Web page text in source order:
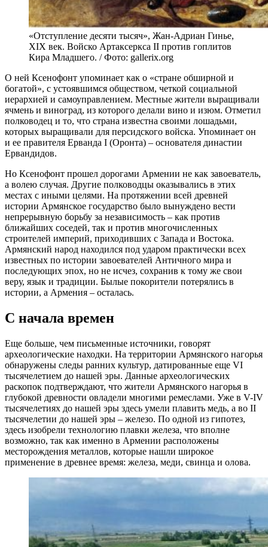
«Отступление десяти тысяч», Жан-Адриан Гинье,
XIX век. Войско Артаксеркса II против гоплитов
Кира Младшего. / Фото: gallerix.org
О ней Ксенофонт упоминает как о «стране обширной и
богатой», с устоявшимся обществом, четкой социальной
иерархией и самоуправлением. Местные жители выращивали
ячмень и виноград, из которого делали вино и изюм. Отметил
полководец и то, что страна известна своими лошадьми,
которых выращивали для персидского войска. Упоминает он
и ее правителя Ерванда I (Оронта) – основателя династии
Ервандидов.
Но Ксенофонт прошел дорогами Армении не как завоеватель,
а волею случая. Другие полководцы оказывались в этих
местах с иными целями. На протяжении всей древней
истории Армянское государство было вынуждено вести
непрерывную борьбу за независимость – как против
ближайших соседей, так и против многочисленных
строителей империй, приходивших с Запада и Востока.
Армянский народ находился под ударом практически всех
известных по истории завоевателей Античного мира и
последующих эпох, но не исчез, сохранив к тому же свои
веру, язык и традиции. Былые покорители потерялись в
истории, а Армения – осталась.
С начала времен
Еще больше, чем письменные источники, говорят
археологические находки. На территории Армянского нагорья
обнаружены следы ранних культур, датированные еще VI
тысячелетием до нашей эры. Данные археологических
раскопок подтверждают, что жители Армянского нагорья в
глубокой древности овладели многими ремеслами. Уже в V-IV
тысячелетиях до нашей эры здесь умели плавить медь, а во II
тысячелетии до нашей эры – железо. По одной из гипотез,
здесь изобрели технологию плавки железа, что вполне
возможно, так как именно в Армении расположены
месторождения металлов, которые нашли широкое
применение в древнее время: железа, меди, свинца и олова.